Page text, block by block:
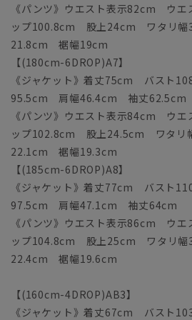
《パンツ》ウエスト表示82cm ウ
ップ100.8cm 股上24cm ワタリ
21.8cm 裾幅19cm
【(180cm-6DROP)A7】
《ジャケット》着丈75cm バスト
95.5cm 肩幅46.4cm 袖丈62.5cm
《パンツ》ウエスト表示84cm ウ
ップ102.8cm 股上24.5cm ワタリ
22.1cm 裾幅19.3cm
【(185cm-6DROP)A8】
《ジャケット》着丈77cm バスト
97.5cm 肩幅47.1cm 袖丈64cm
《パンツ》ウエスト表示86cm ウ
ップ104.8cm 股上25cm ワタリ
22.4cm 裾幅19.6cm
【(160cm-4DROP)AB3】
《ジャケット》着丈67cm バスト